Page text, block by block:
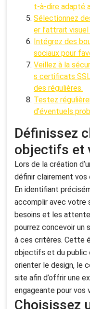
t-à-dire adapté
Sélectionnez
er l’attrait
Intégrez des
sociaux pour
Veillez à la
s certificats
des régulières.
Testez
d’éventuels
Définissez
objectifs et
Lors de la création
définir clairement
En identifiant
accomplir avec votre
besoins et les
pourrez concevoir un
à ces critères. Cette
objectifs et du public
orienter le design, le
site afin d’offrir une
engageante pour vos
Choisissez